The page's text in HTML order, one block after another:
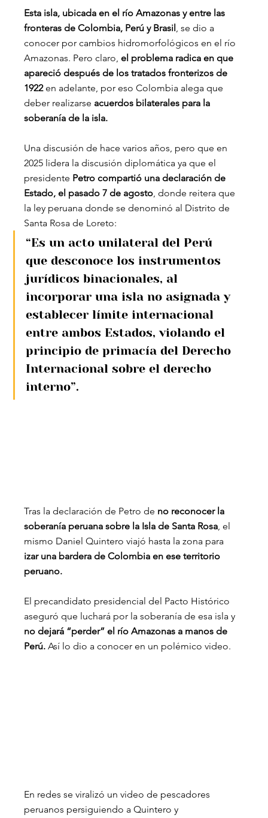
Esta isla, ubicada en el río Amazonas y entre las
fronteras de Colombia, Perú y Brasil , se dio a
conocer por cambios hidromorfológicos en el río
Amazonas. Pero claro, el problema radica en que
apareció después de los tratados fronterizos de
1922 en adelante, por eso Colombia alega que
deber realizarse acuerdos bilaterales para la
soberanía de la isla.
Una discusión de hace varios años, pero que en
2025 lidera la discusión diplomática ya que el
presidente Petro compartió una declaración de
Estado, el pasado 7 de agosto , donde reitera que
la ley peruana donde se denominó al Distrito de
Santa Rosa de Loreto:
“Es un acto unilateral del Perú
que desconoce los instrumentos
jurídicos binacionales, al
incorporar una isla no asignada y
establecer límite internacional
entre ambos Estados, violando el
principio de primacía del Derecho
Internacional sobre el derecho
interno”.
Tras la declaración de Petro de no reconocer la
soberanía peruana sobre la Isla de Santa Rosa , el
mismo Daniel Quintero viajó hasta la zona para
izar una bardera de Colombia en ese territorio
peruano.
El precandidato presidencial del Pacto Histórico
aseguró que luchará por la soberanía de esa isla y
no dejará “perder” el río Amazonas a manos de
Perú. Así lo dio a conocer en un polémico video.
En redes se viralizó un video de pescadores
peruanos persiguiendo a Quintero y